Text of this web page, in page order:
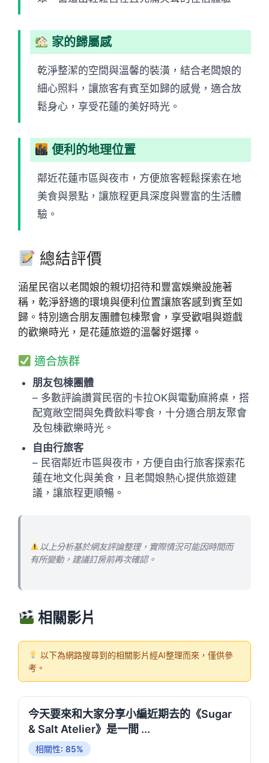
家的歸屬感
乾淨整潔的空間與溫馨的裝潢，結合老闆娘的
細心照料，讓旅客有賓至如歸的感覺，適合放
鬆身心，享受花蓮的美好時光。
便利的地理位置
鄰近花蓮市區與夜市，方便旅客輕鬆探索在地
美食與景點，讓旅程更具深度與豐富的生活體
驗。
總結評價
涵星民宿以老闆娘的親切招待和豐富娛樂設施著
稱，乾淨舒適的環境與便利位置讓旅客感到賓至如
歸。特別適合朋友團體包棟聚會，享受歡唱與遊戲
的歡樂時光，是花蓮旅遊的溫馨好選擇。
適合族群
朋友包棟團體
– 多數評論讚賞民宿的卡拉OK與電動麻將桌，搭
配寬敞空間與免費飲料零食，十分適合朋友聚會
及包棟歡樂時光。
自由行旅客
– 民宿鄰近市區與夜市，方便自由行旅客探索花
蓮在地文化與美食，且老闆娘熱心提供旅遊建
議，讓旅程更順暢。
以上分析基於網友評論整理，實際情況可能因時間而
有所變動，建議訂房前再次確認。
相關影片
以下為網路搜尋到的相關影片經AI整理而來，僅供參
考。
今天要來和大家分享小編近期去的《Sugar
& Salt Atelier》是一間 ...
相關性: 85%